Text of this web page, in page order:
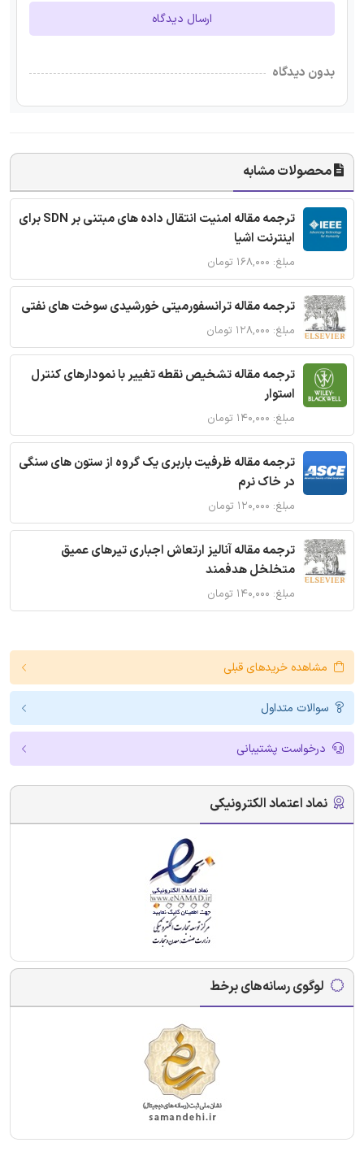
ارسال دیدگاه
بدون دیدگاه
محصولات مشابه
ترجمه مقاله امنیت انتقال داده های مبتنی بر SDN برای
اینترنت اشیا
مبلغ: ۱۶۸,۰۰۰ تومان
ترجمه مقاله ترانسفورمیتی خورشیدی سوخت های نفتی
مبلغ: ۱۲۸,۰۰۰ تومان
ترجمه مقاله تشخیص نقطه تغییر با نمودارهای کنترل
استوار
مبلغ: ۱۴۰,۰۰۰ تومان
ترجمه مقاله ظرفیت باربری یک گروه از ستون های سنگی
در خاک نرم
مبلغ: ۱۲۰,۰۰۰ تومان
ترجمه مقاله آنالیز ارتعاش اجباری تیرهای عمیق
متخلخل هدفمند
مبلغ: ۱۴۰,۰۰۰ تومان
مشاهده خریدهای قبلی
سوالات متداول
درخواست پشتیبانی
نماد اعتماد الکترونیکی
لوگوی رسانه‌های برخط